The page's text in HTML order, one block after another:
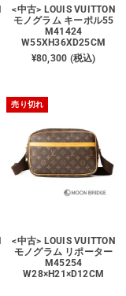
<中古> LOUIS VUITTON
モノグラム キーポル55
M41424
W55XH36XD25CM
¥80,300 (税込)
売り切れ
<中古> LOUIS VUITTON
モノグラム リポーター
M45254
W28×H21×D12CM